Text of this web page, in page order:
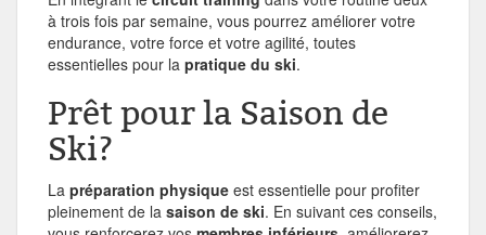
à trois fois par semaine, vous pourrez améliorer votre
endurance, votre force et votre agilité, toutes
essentielles pour la pratique du ski.
Prêt pour la Saison de
Ski?
La préparation physique est essentielle pour profiter
pleinement de la saison de ski. En suivant ces conseils,